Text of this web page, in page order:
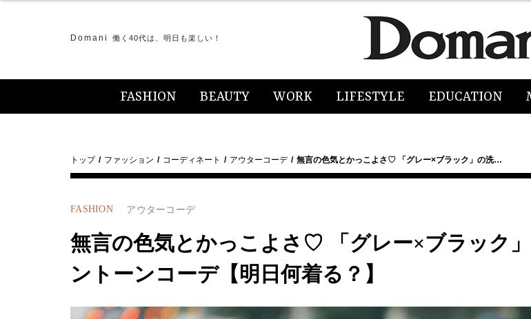
Domani 働く40代は、明日も楽しい！
FASHION BEAUTY WORK LIFESTYLE EDUCATION
トップ ファッション コーディネート アウターコーデ 無言の色気とかっこよさ♡ 「グレー×ブラック」の洗…
FASHION アウターコーデ
無言の色気とかっこよさ♡ 「グレー×ブラック
ントーンコーデ【明日何着る？】